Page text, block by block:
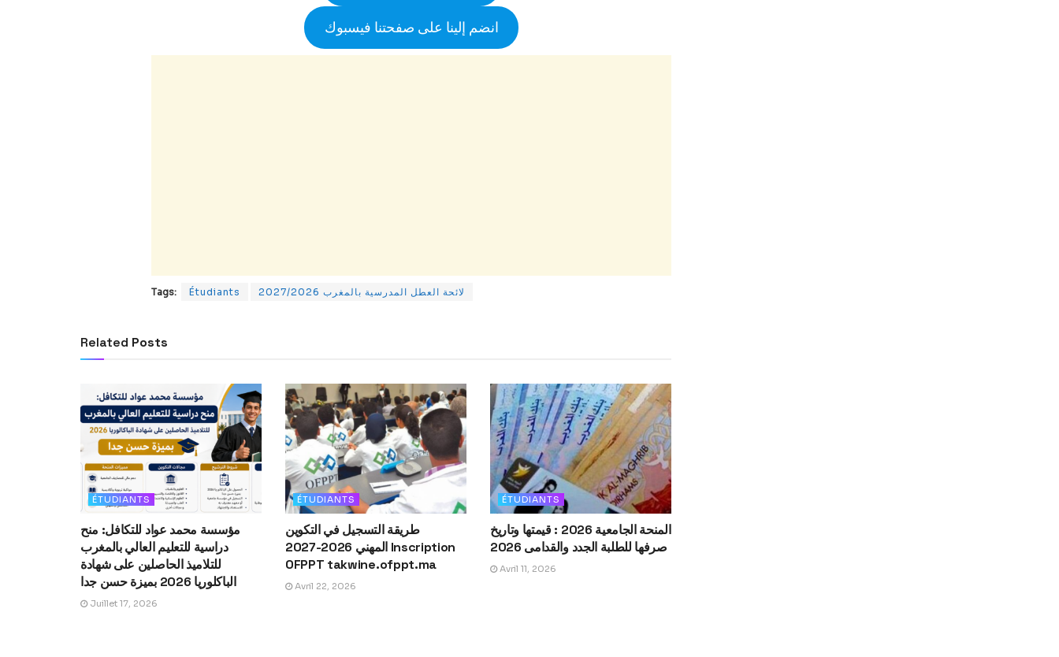
انضم إلينا على صفحتنا فيسبوك
Tags: Étudiants لائحة العطل المدرسية بالمغرب 2027/2026
Related Posts
ÉTUDIANTS
مؤسسة محمد عواد للتكافل: منح
دراسية للتعليم العالي بالمغرب
للتلاميذ الحاصلين على شهادة
الباكلوريا 2026 بميزة حسن جدا
Juillet 17, 2026
ÉTUDIANTS
طريقة التسجيل في التكوين
المهني 2026-2027 Inscription
OFPPT takwine.ofppt.ma
Avril 22, 2026
ÉTUDIANTS
المنحة الجامعية 2026 : قيمتها وتاريخ
صرفها للطلبة الجدد والقدامى 2026
Avril 11, 2026